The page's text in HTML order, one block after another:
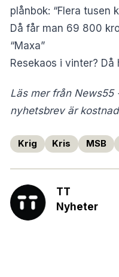
plånbok: “Flera tusen
Då får man 69 800
“Maxa”
Resekaos i vinter?
Läs mer från News55
nyhetsbrev är
Krig Kris MSB
TT
Nyheter